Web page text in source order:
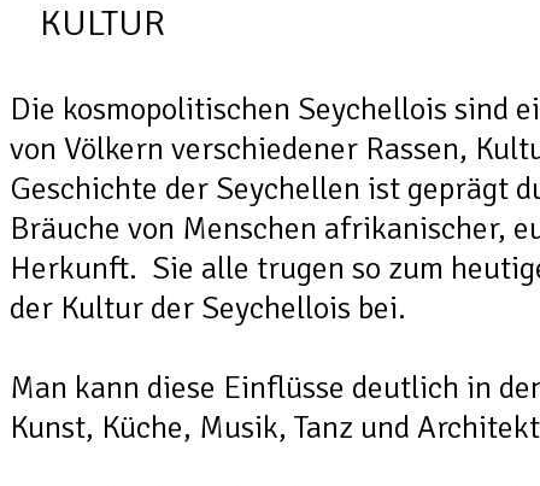
KULTUR
Die kosmopolitischen Seychellois sind
von Völkern verschiedener Rassen,
Geschichte der Seychellen ist geprägt
Bräuche von Menschen afrikanischer,
Herkunft. Sie alle trugen so zum
der Kultur der Seychellois bei.
Man kann diese Einflüsse deutlich in
Kunst, Küche, Musik, Tanz und